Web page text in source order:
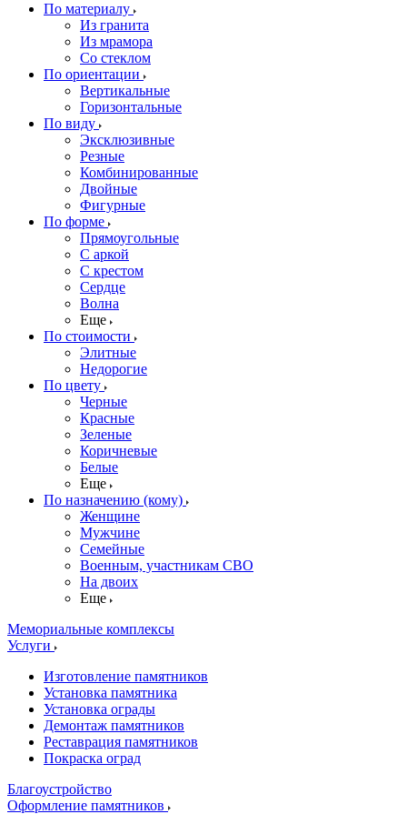
По материалу
Из гранита
Из мрамора
Со стеклом
По ориентации
Вертикальные
Горизонтальные
По виду
Эксклюзивные
Резные
Комбинированные
Двойные
Фигурные
По форме
Прямоугольные
С аркой
С крестом
Сердце
Волна
Еще
По стоимости
Элитные
Недорогие
По цвету
Черные
Красные
Зеленые
Коричневые
Белые
Еще
По назначению (кому)
Женщине
Мужчине
Семейные
Военным, участникам СВО
На двоих
Еще
Мемориальные комплексы
Услуги
Изготовление памятников
Установка памятника
Установка ограды
Демонтаж памятников
Реставрация памятников
Покраска оград
Благоустройство
Оформление памятников